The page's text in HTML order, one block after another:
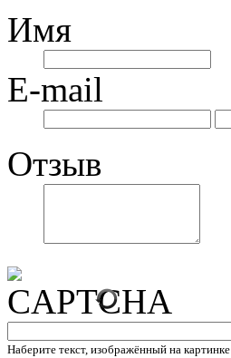
Имя
E-mail
Отзыв
Наберите текст, изображённый на картинке